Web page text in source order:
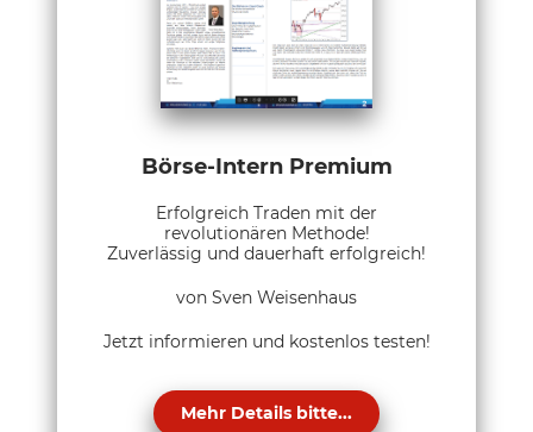
Börse-Intern Premium
Erfolgreich Traden mit der
revolutionären Methode!
Zuverlässig und dauerhaft erfolgreich!
von Sven Weisenhaus
Jetzt informieren und kostenlos testen!
Mehr Details bitte...